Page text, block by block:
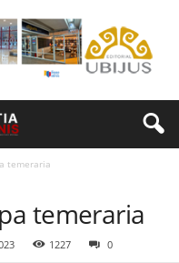
temeraria
temeraria
1227 0